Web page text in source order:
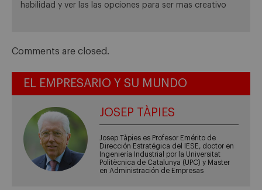
habilidad y ver las las opciones para ser mas creativo
Comments are closed.
EL EMPRESARIO Y SU MUNDO
JOSEP TÀPIES
Josep Tàpies es Profesor Emérito de
Dirección Estratégica del IESE, doctor en
Ingeniería Industrial por la Universitat
Politècnica de Catalunya (UPC) y Master
en Administración de Empresas